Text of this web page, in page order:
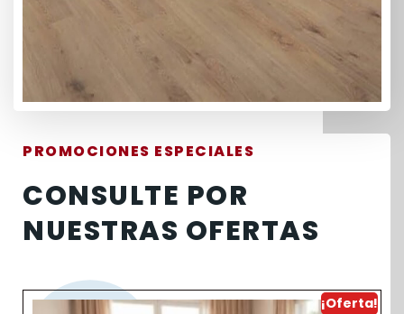
PROMOCIONES ESPECIALES
CONSULTE POR
NUESTRAS OFERTAS
¡Oferta!